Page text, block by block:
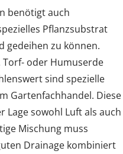
benötigt auch
Pflanzsubstrat
gedeihen zu können.
oder Humuserde
sind spezielle
Gartenfachhandel. Diese
Lage sowohl Luft als auch
Mischung muss
Drainage kombiniert